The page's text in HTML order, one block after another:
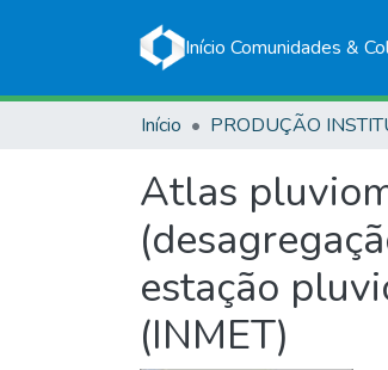
Início Comunidades &
Início
Atlas
estação
(INMET)